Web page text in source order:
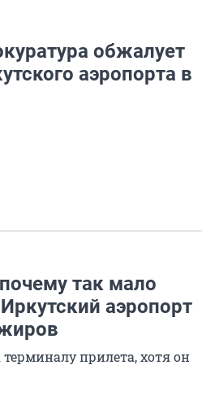
обжалует
аэропорта в
так мало
аэропорт
прилета, хотя он